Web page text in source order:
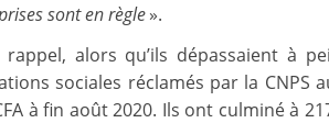
sont en règle».
rappel, alors qu’ils dépassaient à
sociales réclamés par la
à fin août 2020. Ils ont culminé à